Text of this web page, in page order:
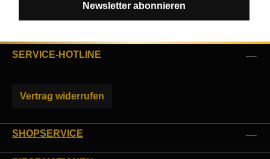
Newsletter abonnieren
SERVICE-HOTLINE
Vertrag widerrufen
SHOPSERVICE